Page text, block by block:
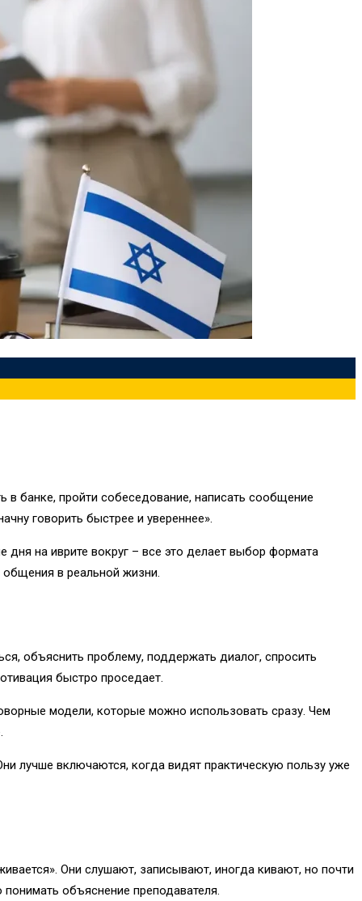
в банке, пройти собеседование, написать сообщение
говорить быстрее и увереннее».
дня на иврите вокруг – все это делает выбор формата
в реальной жизни.
объяснить проблему, поддержать диалог, спросить
быстро проседает.
модели, которые можно использовать сразу. Чем
лучше включаются, когда видят практическую пользу уже
Они слушают, записывают, иногда кивают, но почти
объяснение преподавателя.